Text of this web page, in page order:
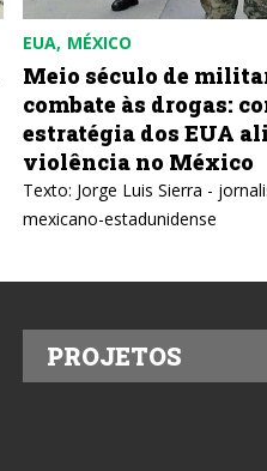
EUA MÉXICO
Meio século de
combate às drogas:
estratégia dos EUA
violência no México
Texto: Jorge Luis Sierra -
mexicano-estadunidense
PROJETOS